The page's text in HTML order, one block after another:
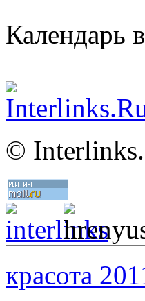
Календарь
©
красота